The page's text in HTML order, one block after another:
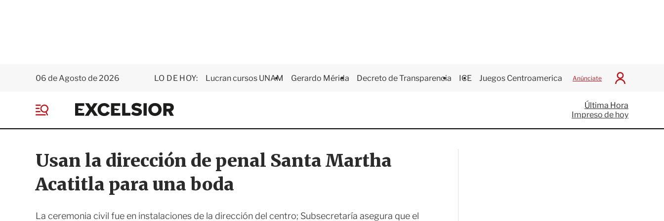
06 de Agosto de 2026 LO DE HOY: Lucran cursos UNAM Gerardo Mérida Decreto de Transparencia ICE Juegos CentroamericanosAnúnciate
I
c
i
a
E
x
e
i
o
e
Última Hora
Impreso de hoy
Usan la dirección de penal Santa Martha
Acatitla para una boda
La ceremonia civil fue en instalaciones de la dirección del centro; Subsecretaría asegura que el